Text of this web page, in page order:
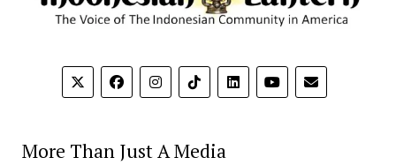
More Than Just A Media